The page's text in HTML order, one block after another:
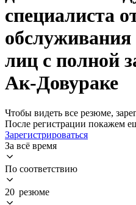
специалиста
лиц с полной
Ак-Довураке
Чтобы видеть все резюме,
После регистрации покажем
Зарегистрироваться
За всё время
По соответствию
20 резюме